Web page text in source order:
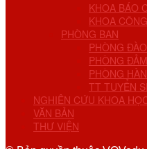
KHOA BÁO
KHOA
PHÒNG BAN
PHÒNG
PHÒNG
PHÒNG
TT TUYỂN
NGHIÊN CỨU KHOA
VĂN BẢN
THƯ VIỆN